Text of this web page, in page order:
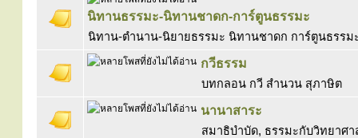
นิทานธรรมะ-นิทานชาดก-การ์ตูนธรรมะ
นิทาน-ตำนาน-นิยายธรรมะ นิทานชาดก การ์ตูนธรรม
กวีธรรม
บทกลอน กวี สำนวน สุภาษิต
นานาสาระ
สมาธิบำบัด, ธรรมะกับวิทยาศ